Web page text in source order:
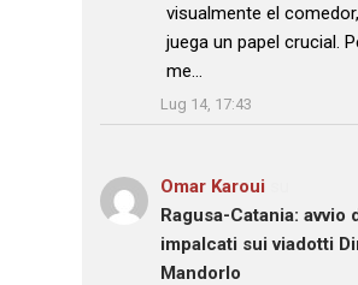
visualmente el
juega un papel crucial.
me…
Lug 14, 17:43
Omar Karoui
Ragusa-Catania: avvio
impalcati sui viadotti
Mandorlo